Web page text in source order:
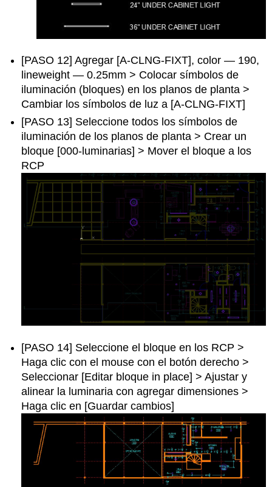
[PASO 12] Agregar [A-CLNG-FIXT], color — 190,
lineweight — 0.25mm > Colocar símbolos de
iluminación (bloques) en los planos de planta >
Cambiar los símbolos de luz a [A-CLNG-FIXT]
[PASO 13] Seleccione todos los símbolos de
iluminación de los planos de planta > Crear un
bloque [000-luminarias] > Mover el bloque a los
RCP
[PASO 14] Seleccione el bloque en los RCP >
Haga clic con el mouse con el botón derecho >
Seleccionar [Editar bloque in place] > Ajustar y
alinear la luminaria con agregar dimensiones >
Haga clic en [Guardar cambios]